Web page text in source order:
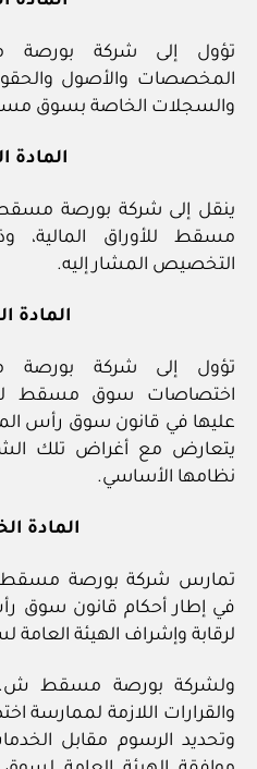
تؤول إلى شركة
المخصصات والأصول
والسجلات الخاصة بسوق
المادة
ينقل إلى شركة بورصة
مسقط للأوراق المالية،
التخصيص المشار إليه.
المادة
تؤول إلى شركة
اختصاصات سوق مسقط
عليها في قانون سوق رأس
يتعارض مع أغراض تلك
نظامها الأساسي.
المادة
تمارس شركة بورصة
في إطار أحكام قانون سوق
لرقابة وإشراف الهيئة العامة
ولشركة بورصة مسقط
والقرارات اللازمة لممارسة
وتحديد الرسوم مقابل